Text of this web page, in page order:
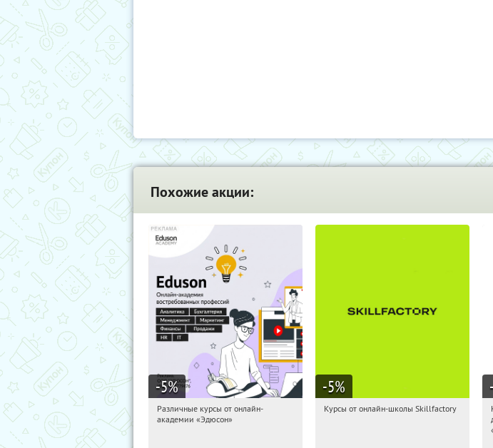
Похожие акции:
-5%
15:40:06 Получили:
Различные курсы от онлайн-
академии «Эдюсон»
-5%
15:40:06
Получи первым!
Курсы от онлайн-школы Skillfactory